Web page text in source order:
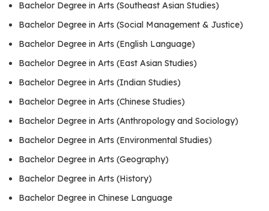
Bachelor Degree in Arts (Southeast Asian Studies)
Bachelor Degree in Arts (Social Management & Justice)
Bachelor Degree in Arts (English Language)
Bachelor Degree in Arts (East Asian Studies)
Bachelor Degree in Arts (Indian Studies)
Bachelor Degree in Arts (Chinese Studies)
Bachelor Degree in Arts (Anthropology and Sociology)
Bachelor Degree in Arts (Environmental Studies)
Bachelor Degree in Arts (Geography)
Bachelor Degree in Arts (History)
Bachelor Degree in Chinese Language